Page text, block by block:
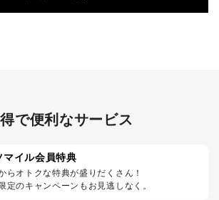
で便利なサービス
マイル会員特典
らオトクな特典が盛りだくさん！
定のキャンペーンもお見逃しなく。